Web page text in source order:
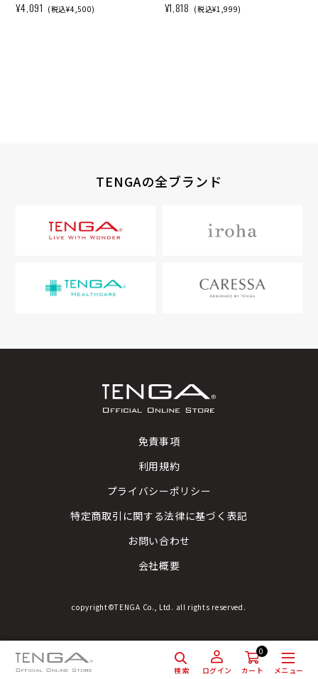
検索 ログイン
0
カート
メニュー
¥4,091 (税込¥4,500) ¥1,818 (税込¥1,999)
TENGAの全ブランド
免責事項
利用規約
プライバシーポリシー
特定商取引に関する法律に基づく表記
お問い合わせ
会社概要
copyright©TENGA Co., Ltd. all rights reserved.